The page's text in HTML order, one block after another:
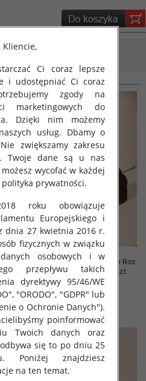
Balerinki/ Espadryle damskie Roz
36-41, 1 kolor Paczka 8 szt
39.00 zł
szczegóły
Kliencie,
Ci coraz lepsze
i udostępniać Ci coraz
zgody na
marketingowych do
Dzięki nim możemy
usług. Dbamy o
zwiększamy zakresu
Twoje dane są u nas
wycofać w każdej
prywatności.
roku obowiązuje
Europejskiego i
dnia 27 kwietnia 2016 r.
fizycznych w związku
osobowych i w
przepływu takich
dyrektywy 95/46/WE
"ORODO", "GDPR" lub
o Ochronie Danych").
poinformować
Twoich danych oraz
się to po dniu 25
Poniżej znajdziesz
na ten temat.